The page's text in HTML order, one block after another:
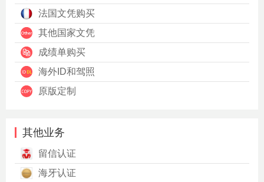
法国文凭购买
其他国家文凭
成绩单购买
海外ID和驾照
原版定制
其他业务
留信认证
海牙认证